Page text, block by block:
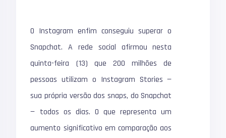
O Instagram enfim conseguiu superar o
Snapchat. A rede social afirmou nesta
quinta-feira (13) que 200 milhões de
pessoas utilizam o Instagram Stories —
sua própria versão dos snaps, do Snapchat
— todos os dias. O que representa um
aumento significativo em comparação aos